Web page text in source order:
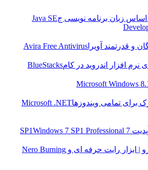
اساس زبان برنامه نویسی جJava SE
و قدرتمند آویرا Avira Free Antivirus
افزار اندروید در کامBlueStacks
برای تمامی ویندوزهاMicrosoft .NET
Windows 7 SP1 Professional
Nero Burning